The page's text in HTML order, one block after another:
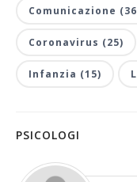
Comunicazione
Coronavirus (25)
Infanzia (15)
PSICOLOGI